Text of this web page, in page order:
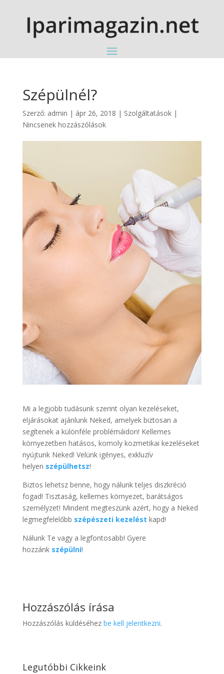
Szépülnél?
Szerző: admin | ápr 26, 2018 | Szolgáltatások|
Nincsenek hozzászólások
Mi a legjobb tudásunk szerint olyan kezeléseket,
eljárásokat ajánlunk Neked, amelyek biztosan a
segítenek a különféle problémáidon! Kellemes
környezetben hatásos, komoly kozmetikai kezeléseket
nyújtunk Neked! Velünk igényes, exkluzív
helyen szépülhetsz!
Biztos lehetsz benne, hogy nálunk teljes diszkréció
fogad! Tisztaság, kellemes környezet, barátságos
személyzet! Mindent megteszünk azért, hogy a Neked
legmegfelelőbb szépészeti kezelést kapd!
Nálunk Te vagy a legfontosabb! Gyere
hozzánk szépülni!
Hozzászólás írása
Hozzászólás küldéséhez be kell jelentkezni.
Legutóbbi Cikkeink